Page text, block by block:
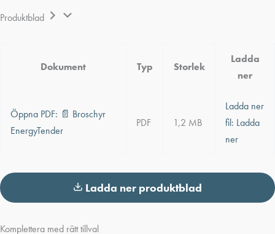
Produktblad
Dokument Typ Storlek
Ladda
ner
Öppna PDF: 📄 Broschyr
EnergyTender
PDF 1,2 MB
Ladda ner
fil: Ladda
ner
Ladda ner produktblad
Komplettera med rätt tillval